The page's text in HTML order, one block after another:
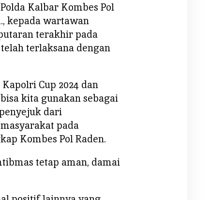
Kalbar Kombes Pol
kepada wartawan
terakhir pada
terlaksana dengan
Cup 2024 dan
kita gunakan sebagai
dari
pada
Kombes Pol Raden.
tetap aman, damai